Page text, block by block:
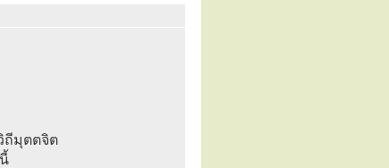
ถีมุตตจิต